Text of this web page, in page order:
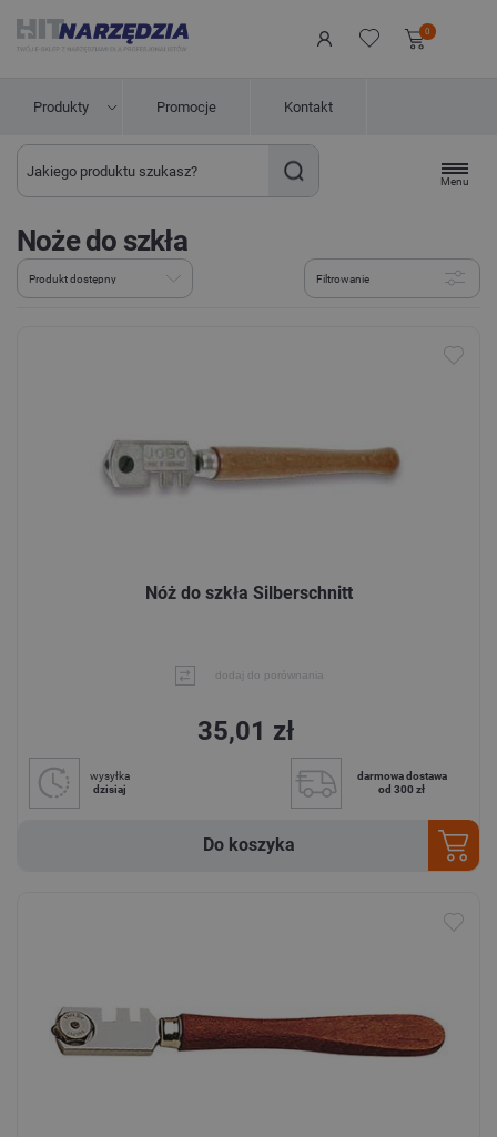
0
Produkty Promocje Kontakt
Menu
Noże do szkła
Filtrowanie
Nóż do szkła Silberschnitt
dodaj do porównania
35,01 zł
wysyłka
dzisiaj
darmowa dostawa
od 300 zł
Do koszyka